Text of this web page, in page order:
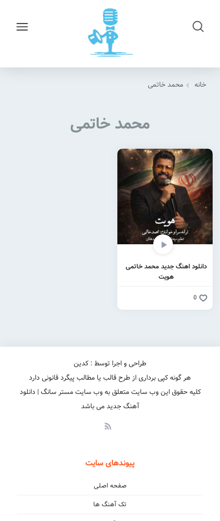
خانه محمد خاتمی
محمد خاتمی
دانلود اهنگ جدید محمد خاتمی
هویت
0
طراحی و اجرا توسط : کدین
هر گونه کپی برداری از طرح قالب یا مطالب پیگرد قانونی دارد
کلیه حقوق این وب سایت متعلق به وب سایت مستر سانگ | دانلود
آهنگ جدید می باشد
پیوندهای سایت
صفحه اصلی
تک آهنگ ها